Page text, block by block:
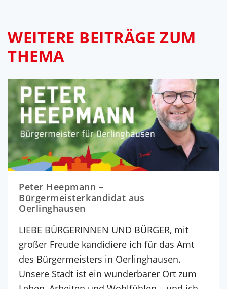
WEITERE BEITRÄGE ZUM
THEMA
Peter Heepmann –
Bürgermeisterkandidat aus
Oerlinghausen
LIEBE BÜRGERINNEN UND BÜRGER, mit
großer Freude kandidiere ich für das Amt
des Bürgermeisters in Oerlinghausen.
Unsere Stadt ist ein wunderbarer Ort zum